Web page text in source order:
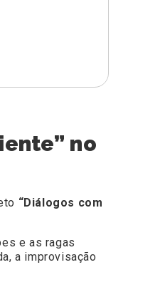
no
“Diálogos com
e as ragas
a improvisação